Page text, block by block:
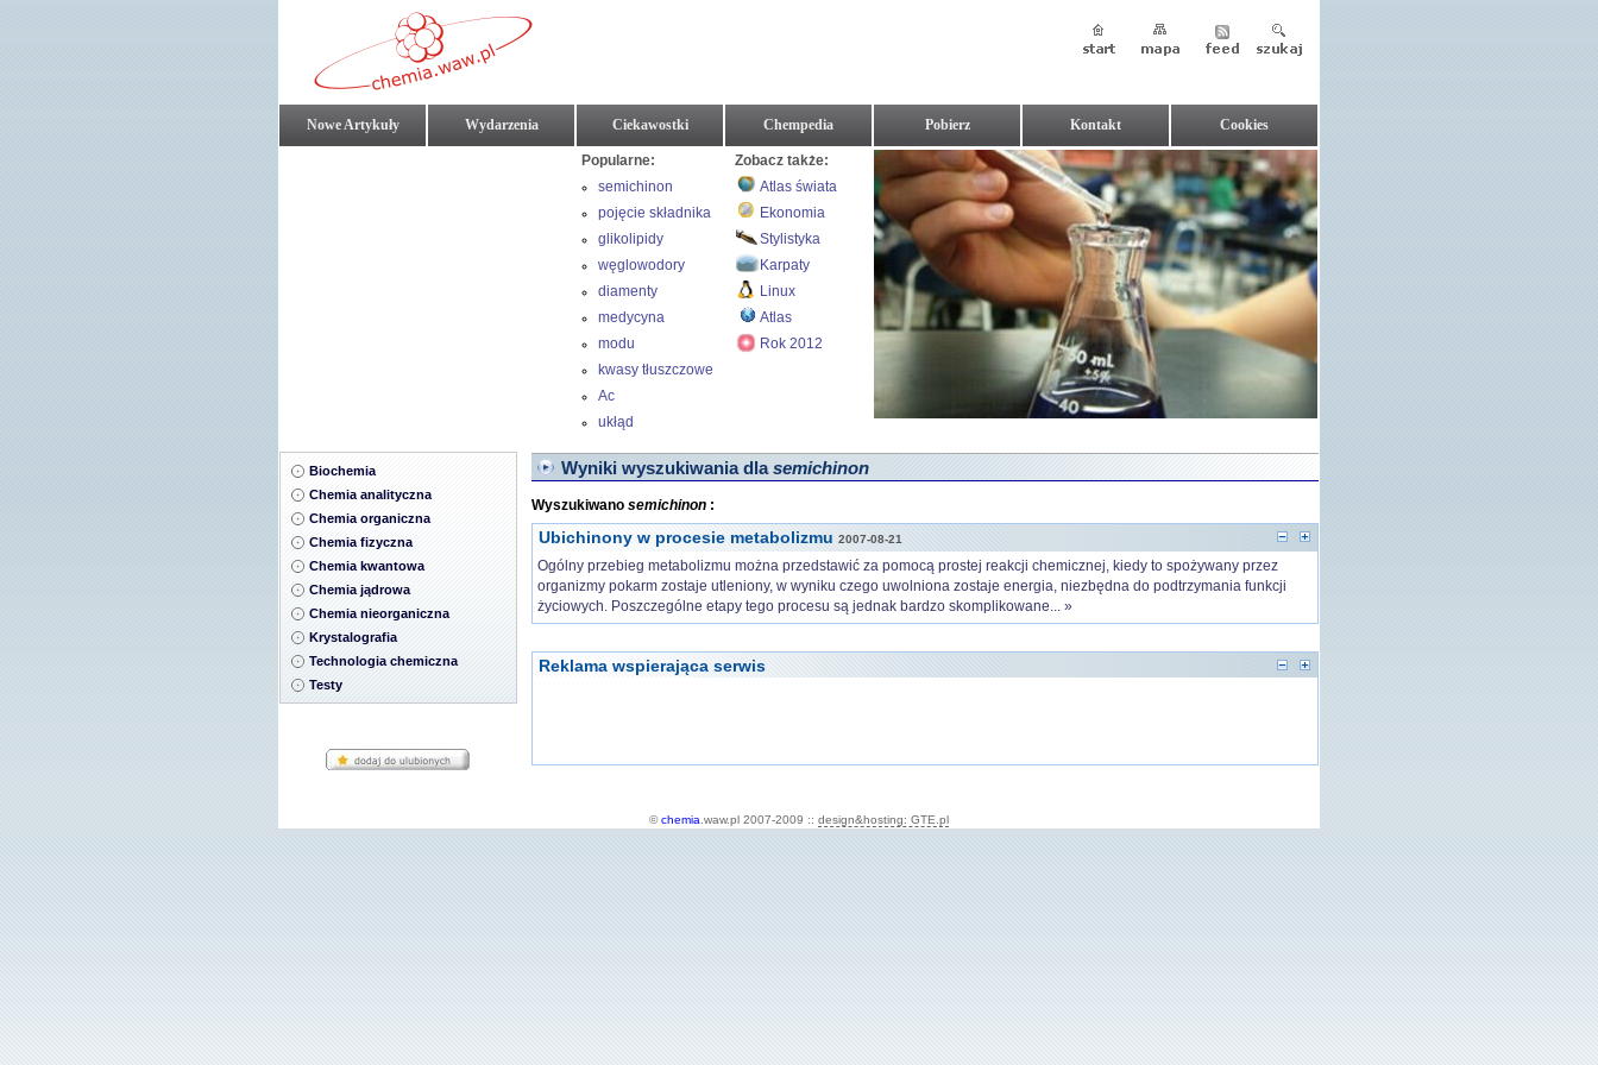
Nowe Artykuły Wydarzenia Ciekawostki Chempedia Pobierz Kontakt Cookies
Popularne:
semichinon
pojęcie składnika
glikolipidy
węglowodory
nienasycone
diamenty
medycyna
modu
kwasy tłuszczowe
Ac
ukłąd
Zobacz także:
Atlas świata
Ekonomia
Stylistyka
Karpaty
Linux
Atlas
Rok 2012
Biochemia
Chemia analityczna
Chemia organiczna
Chemia fizyczna
Chemia kwantowa
Chemia jądrowa
Chemia nieorganiczna
Krystalografia
Technologia chemiczna
Testy
Wyniki wyszukiwania dlasemichinon
Wyszukiwano semichinon :
Ubichinony w procesie metabolizmu 2007-08-21
Ogólny przebieg metabolizmu można przedstawić za pomocą prostej reakcji chemicznej, kiedy to spożywany przez
organizmy pokarm zostaje utleniony, w wyniku czego uwolniona zostaje energia, niezbędna do podtrzymania funkcji
życiowych. Poszczególne etapy tego procesu są jednak bardzo skomplikowane... »
Reklama wspierająca serwis
©chemia .waw.pl 2007-2009 :: design&hosting: GTE.pl